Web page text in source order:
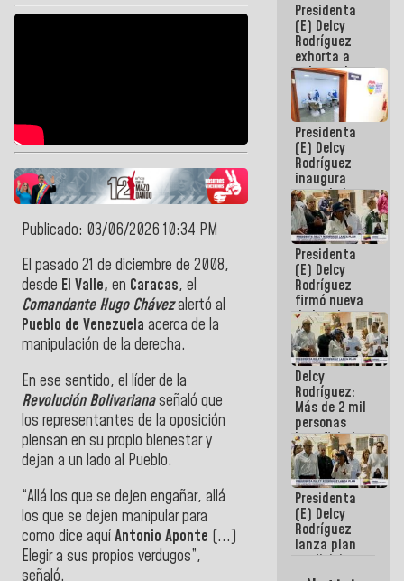
Publicado: 03/06/2026 10:34 PM
El pasado 21 de diciembre de 2008,
desde El Valle, en Caracas, el
Comandante Hugo Chávezalertó al
Pueblo de Venezuela acerca de la
manipulación de la derecha.
En ese sentido, el líder de la
Revolución Bolivarianaseñaló que
los representantes de la oposición
piensan en su propio bienestar y
dejan a un lado al Pueblo.
“Allá los que se dejen engañar, allá
los que se dejen manipular para
como dice aquíAntonio Aponte (...)
Elegir a sus propios verdugos”,
señaló.
Presidenta
(E) Delcy
Rodríguez
exhorta a
gobernadores
y alcaldes a
edificar
casas para
abuelos
Presidenta
(E) Delcy
Rodríguez
inaugura
casa de los
Abuelos
Primavera
en Caracas
Presidenta
(E) Delcy
Rodríguez
firmó nueva
de Ley de
Arrendamiento
aprobada
por la AN
Delcy
Rodríguez:
Más de 2 mil
personas
beneficiadas
con planes
para
atención de
emergencia
sísmica en
la última
semana
Presidenta
(E) Delcy
Rodríguez
lanza plan
crediticio
con subsidio